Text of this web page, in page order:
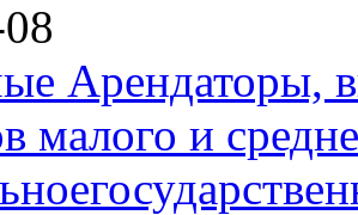
Арендаторы,
малого и